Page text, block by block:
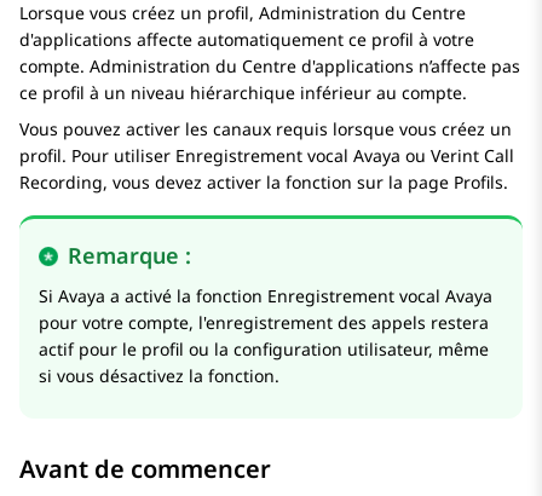
Lorsque vous créez un profil, Administration du Centre
d'applications affecte automatiquement ce profil à votre
compte. Administration du Centre d'applications n’affecte pas
ce profil à un niveau hiérarchique inférieur au compte.
Vous pouvez activer les canaux requis lorsque vous créez un
profil. Pour utiliser Enregistrement vocal Avaya ou Verint Call
Recording, vous devez activer la fonction sur la page Profils.
Remarque :
Si Avaya a activé la fonction Enregistrement vocal Avaya
pour votre compte, l'enregistrement des appels restera
actif pour le profil ou la configuration utilisateur, même
si vous désactivez la fonction.
Avant de commencer